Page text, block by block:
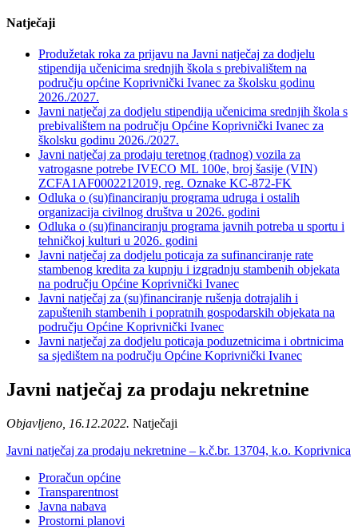
Natječaji
Produžetak roka za prijavu na Javni natječaj za dodjelu
stipendija učenicima srednjih škola s prebivalištem na
području općine Koprivnički Ivanec za školsku godinu
2026./2027.
Javni natječaj za dodjelu stipendija učenicima srednjih škola s
prebivalištem na području Općine Koprivnički Ivanec za
školsku godinu 2026./2027.
Javni natječaj za prodaju teretnog (radnog) vozila za
vatrogasne potrebe IVECO ML 100e, broj šasije (VIN)
ZCFA1AF0002212019, reg. Oznake KC-872-FK
Odluka o (su)financiranju programa udruga i ostalih
organizacija civilnog društva u 2026. godini
Odluka o (su)financiranju programa javnih potreba u sportu i
tehničkoj kulturi u 2026. godini
Javni natječaj za dodjelu poticaja za sufinanciranje rate
stambenog kredita za kupnju i izgradnju stambenih objekata
na području Općine Koprivnički Ivanec
Javni natječaj za (su)financiranje rušenja dotrajalih i
zapuštenih stambenih i popratnih gospodarskih objekata na
području Općine Koprivnički Ivanec
Javni natječaj za dodjelu poticaja poduzetnicima i obrtnicima
sa sjedištem na području Općine Koprivnički Ivanec
Javni natječaj za prodaju nekretnine
Objavljeno, 16.12.2022. Natječaji
Javni natječaj za prodaju nekretnine – k.č.br. 13704, k.o. Koprivnica
Proračun općine
Transparentnost
Javna nabava
Prostorni planovi